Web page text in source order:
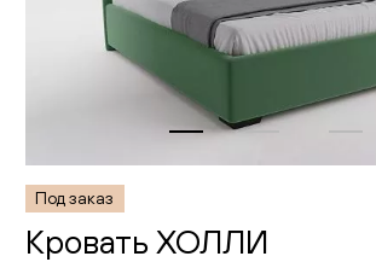
Кровать ХОЛЛИ
Под заказ